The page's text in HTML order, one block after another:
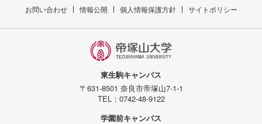
お問い合わせ 情報公開 個人情報保護方針 サイトポリシー
東生駒キャンパス
〒631-8501 奈良市帝塚山7-1-1
TEL：0742-48-9122
学園前キャンパス